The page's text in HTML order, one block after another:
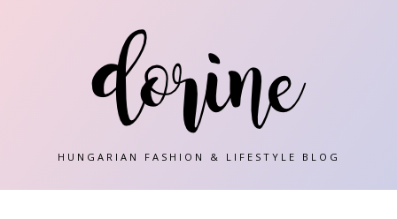
HUNGARIAN FASHION & LIFESTYLE BLOG